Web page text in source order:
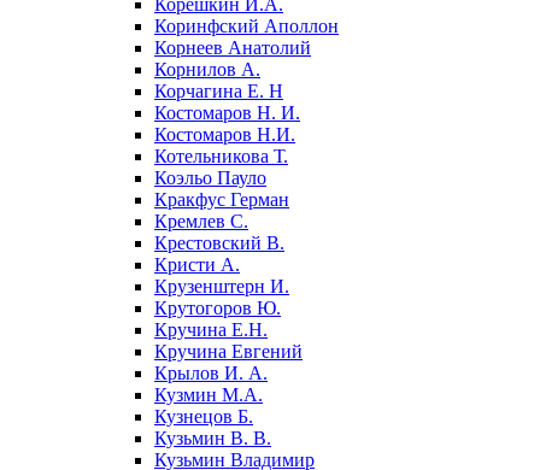
Корешкин И.А.
Коринфский Аполлон
Корнеев Анатолий
Корнилов А.
Корчагина Е. Н
Костомаров Н. И.
Костомаров Н.И.
Котельникова Т.
Коэльо Пауло
Кракфус Герман
Кремлев С.
Крестовский В.
Кристи А.
Крузенштерн И.
Крутогоров Ю.
Кручина Е.Н.
Кручина Евгений
Крылов И. А.
Кузмин М.А.
Кузнецов Б.
Кузьмин В. В.
Кузьмин Владимир